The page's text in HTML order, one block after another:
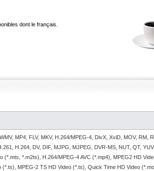
dont le français.
MP4, FLV, MKV, H.264/MPEG-4, DivX, XviD, MOV, RM,
H.264, DV, DIF, MJPG, MJPEG, DVR-MS, NUT, QT,
(*.mts, *.m2ts), H.264/MPEG-4 AVC (*.mp4), MPEG2 HD
(*.ts), MPEG-2 TS HD Video (*.ts), Quick Time HD Video